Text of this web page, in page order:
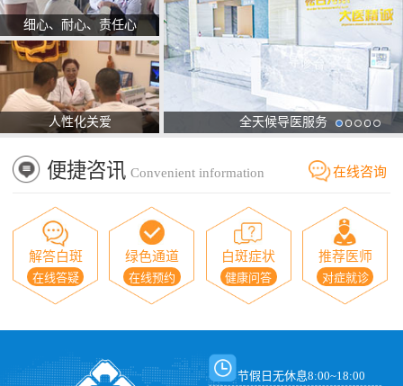
细心、耐心、责任心
人性化关爱 全天候导医服务
便捷咨讯 Convenient information 在线咨询
解答白斑
在线答疑
绿色通道
在线预约
白斑症状
健康问答
推荐医师
对症就诊
节假日无休息8:00~18:00